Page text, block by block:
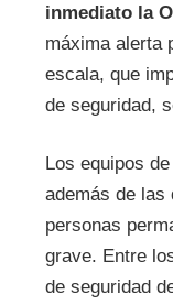
inmediato la
máxima alerta
escala, que
de seguridad,
Los equipos
además de
personas
grave. Entre
de seguridad